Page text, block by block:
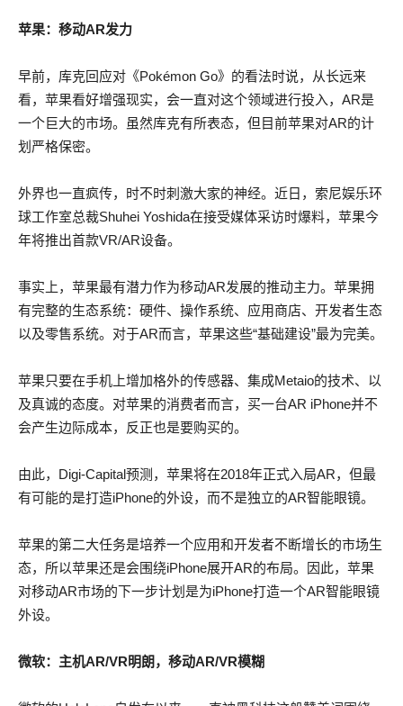
苹果：移动AR发力
早前，库克回应对《Pokémon Go》的看法时说，从长远来
看，苹果看好增强现实，会一直对这个领域进行投入，AR是
一个巨大的市场。虽然库克有所表态，但目前苹果对AR的计
划严格保密。
外界也一直疯传，时不时刺激大家的神经。近日，索尼娱乐环
球工作室总裁Shuhei Yoshida在接受媒体采访时爆料，苹果今
年将推出首款VR/AR设备。
事实上，苹果最有潜力作为移动AR发展的推动主力。苹果拥
有完整的生态系统：硬件、操作系统、应用商店、开发者生态
以及零售系统。对于AR而言，苹果这些“基础建设”最为完美。
苹果只要在手机上增加格外的传感器、集成Metaio的技术、以
及真诚的态度。对苹果的消费者而言，买一台AR iPhone并不
会产生边际成本，反正也是要购买的。
由此，Digi-Capital预测，苹果将在2018年正式入局AR，但最
有可能的是打造iPhone的外设，而不是独立的AR智能眼镜。
苹果的第二大任务是培养一个应用和开发者不断增长的市场生
态，所以苹果还是会围绕iPhone展开AR的布局。因此，苹果
对移动AR市场的下一步计划是为iPhone打造一个AR智能眼镜
外设。
微软：主机AR/VR明朗，移动AR/VR模糊